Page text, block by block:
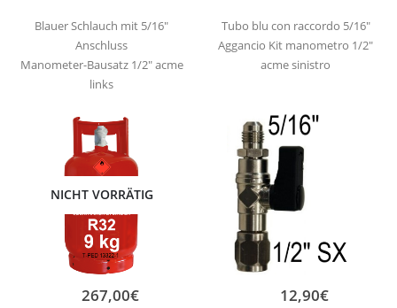
Blauer Schlauch mit 5/16″
Anschluss
Manometer-Bausatz 1/2″ acme
links
Tubo blu con raccordo 5/16″
Aggancio Kit manometro 1/2″
acme sinistro
NICHT VORRÄTIG
267,00€ 12,90€